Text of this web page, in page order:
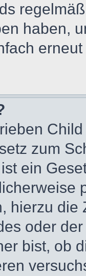
haben,
zum
ein
hierzu die
oder
bist, ob